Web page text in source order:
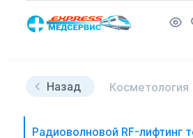
Назад Косметология
Радиоволновой RF-лифтинг